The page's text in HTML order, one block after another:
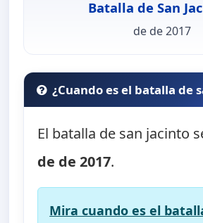
Batalla de San
de de 2017
¿Cuando es el batalla de
El batalla de san jacinto
de de 2017.
Mira cuando es el